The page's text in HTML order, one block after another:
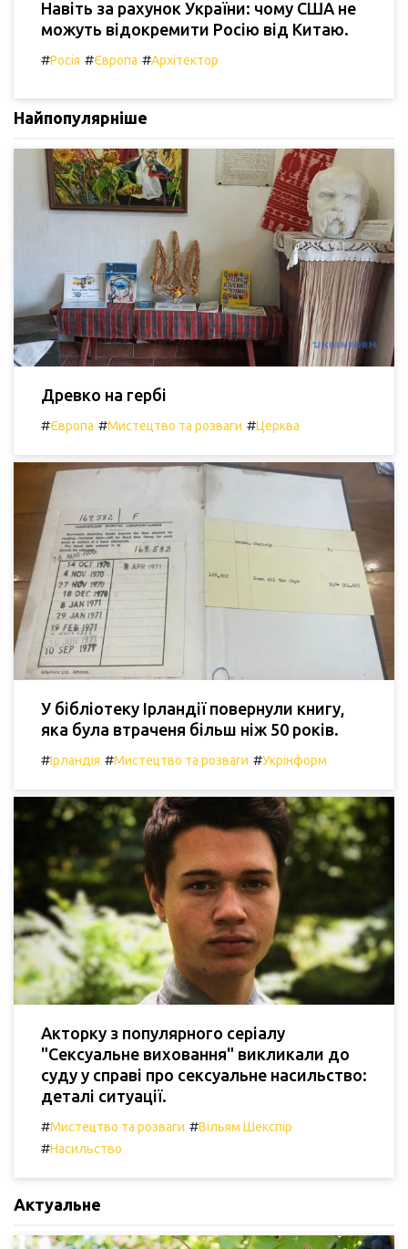
Навіть за рахунок України: чому США не
можуть відокремити Росію від Китаю.
#Росія #Європа #Архітектор
Найпопулярніше
Древко на гербі
#Європа #Мистецтво та розваги #Церква
У бібліотеку Ірландії повернули книгу,
яка була втраченя більш ніж 50 років.
#Ірландія #Мистецтво та розваги #Укрінформ
Акторку з популярного серіалу
"Сексуальне виховання" викликали до
суду у справі про сексуальне насильство:
деталі ситуації.
#Мистецтво та розваги #Вільям Шекспір
#Насильство
Актуальне